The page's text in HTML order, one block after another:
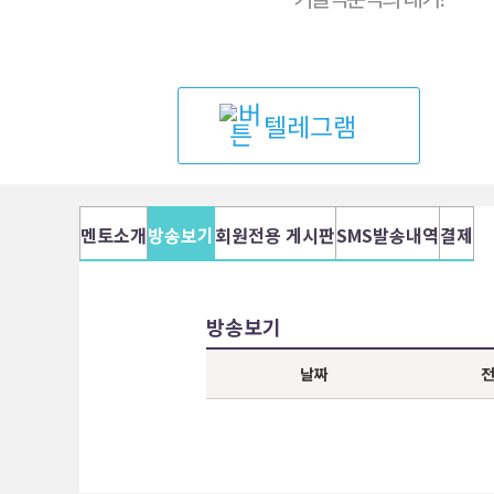
텔레그램
멘토소개방송보기회원전용 게시판SMS발송내역결제
방송보기
날짜